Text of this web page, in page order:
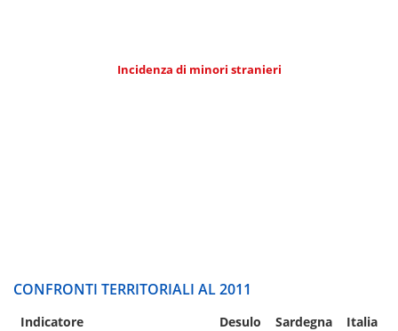
Incidenza di minori stranieri
CONFRONTI TERRITORIALI AL 2011
Indicatore Desulo Sardegna Italia